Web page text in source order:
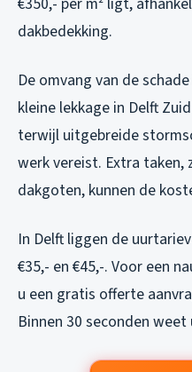
dakbedekking.
De omvang van de
kleine lekkage in Delft
terwijl uitgebreide
werk vereist. Extra taken,
dakgoten, kunnen de
In Delft liggen de
€35,- en €45,-. Voor een
u een gratis offerte
Binnen 30 seconden